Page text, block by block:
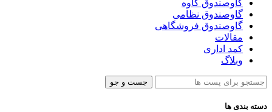
گاوصندوق کاوه
گاوصندوق نظامی
گاوصندوق فروشگاهی
مقالات
کمد اداری
وبلاگ
جست و جو
دسته بندی ها